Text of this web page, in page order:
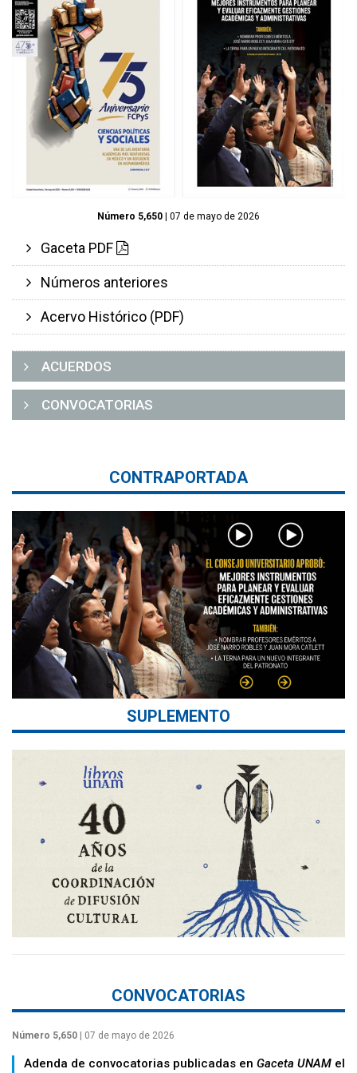
Número 5,650 | 07 de mayo de 2026
Gaceta PDF
Números anteriores
Acervo Histórico (PDF)
ACUERDOS
CONVOCATORIAS
CONTRAPORTADA
SUPLEMENTO
CONVOCATORIAS
Número 5,650 | 07 de mayo de 2026
Adenda de convocatorias publicadas en Gaceta UNAM el